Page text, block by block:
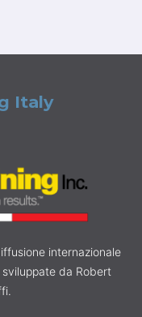
Italy
internazionale
da Robert